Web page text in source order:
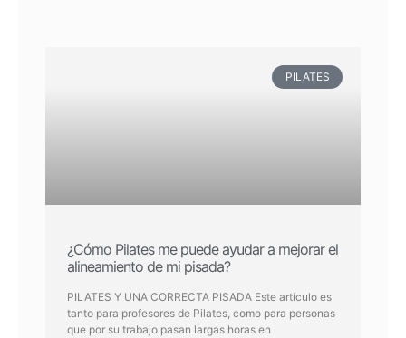
PILATES
¿Cómo Pilates me puede ayudar a mejorar el
alineamiento de mi pisada?
PILATES Y UNA CORRECTA PISADA Este artículo es
tanto para profesores de Pilates, como para personas
que por su trabajo pasan largas horas en